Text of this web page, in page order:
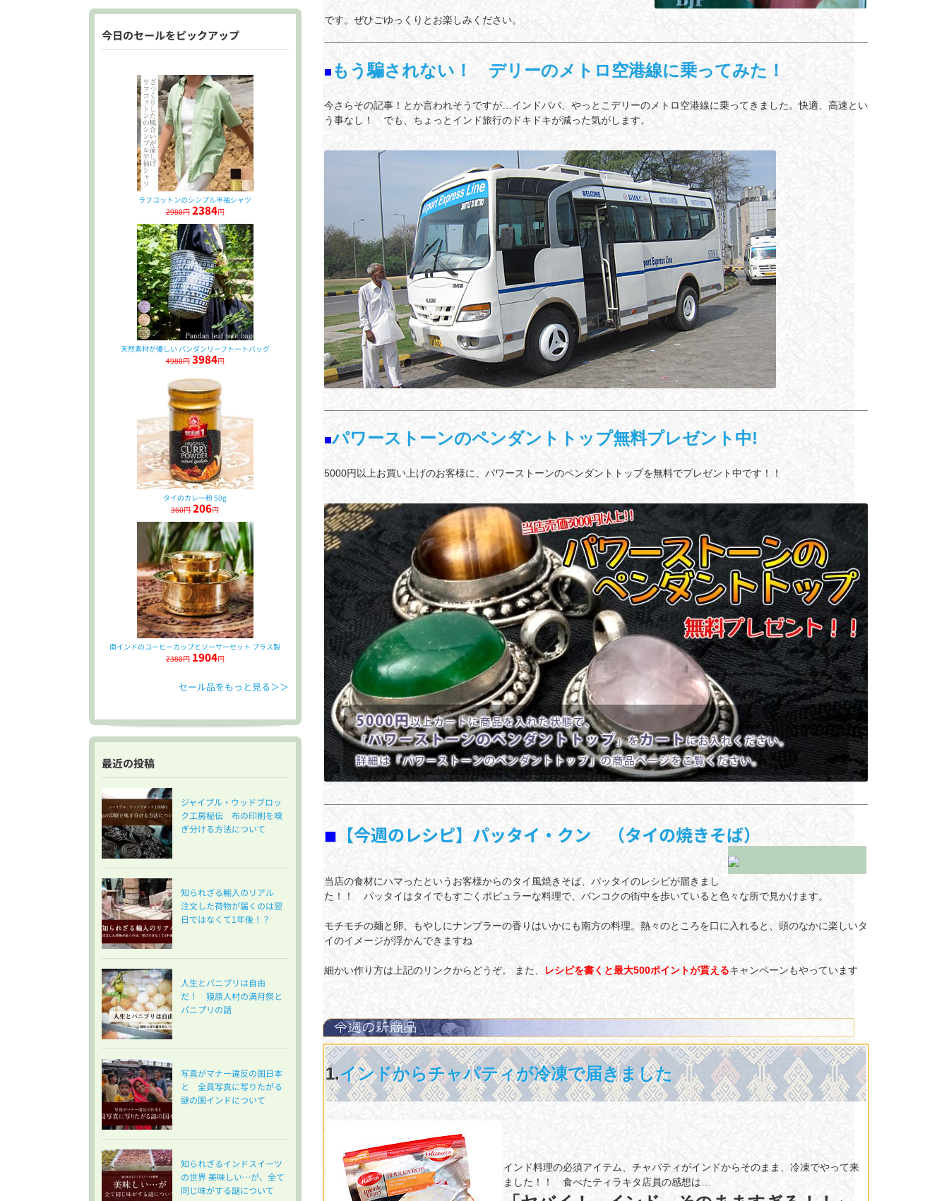
です。ぜひごゆっくりとお楽しみください。
■ もう騙されない！ デリーのメトロ空港線に乗ってみた！
今さらその記事！とか言われそうですが…インドパパ、やっとこデリーのメトロ空港線に乗ってきました。快適、高速とい
う事なし！ でも、ちょっとインド旅行のドキドキが減った気がします。
■パワーストーンのペンダントトップ無料プレゼント中!
5000円以上お買い上げのお客様に、パワーストーンのペンダントトップを無料でプレゼント中です！！
■ 【今週のレシピ】パッタイ・クン （タイの焼きそば）
当店の食材にハマったというお客様からのタイ風焼きそば、パッタイのレシピが届きまし
た！！ パッタイはタイでもすごくポピュラーな料理で、バンコクの街中を歩いていると色々な所で見かけます。
モチモチの麺と卵、もやしにナンプラーの香りはいかにも南方の料理。熱々のところを口に入れると、頭のなかに楽しいタ
イのイメージが浮かんできますね
細かい作り方は上記のリンクからどうぞ。 また、 レシピを書くと最大500ポイントが貰えるキャンペーンもやっています
1.インドからチャパティが冷凍で届きました
インド料理の必須アイテム、チャパティがインドからそのまま、冷凍でやって来
ました！！ 食べたティラキタ店員の感想は…
今日のセールをピックアップ
ラフコットンのシンプル半袖シャツ
2980円2384円
天然素材が優しい パンダンリーフトートバッグ
4980円3984円
タイのカレー粉 50g
360円 206円
南インドのコーヒーカップとソーサーセット ブラス製
2380円1904円
セール品をもっと見る＞＞
最近の投稿
ジャイプル・ウッドブロッ
ク工房秘伝 布の印刷を嗅
ぎ分ける方法について
知られざる輸入のリアル
注文した荷物が届くのは翌
日ではなくて1年後！？
人生とパニプリは自由
だ！ 獏原人村の満月祭と
パニプリの話
写真がマナー違反の国日本
と 全員写真に写りたがる
謎の国インドについて
知られざるインドスイーツ
の世界 美味しい…が、全て
同じ味がする謎について